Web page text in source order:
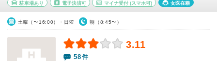
駐車場あり 電子決済可 マイナ受付 (スマホ可) 女医在籍
土曜（〜16:00）・日曜 朝（8:45〜）
3.11
58件